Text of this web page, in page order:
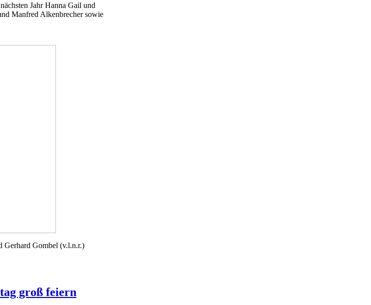
Jahr Hanna Gail und
Manfred Alkenbrecher sowie
Gerhard Gombel (v.l.n.r.)
groß feiern